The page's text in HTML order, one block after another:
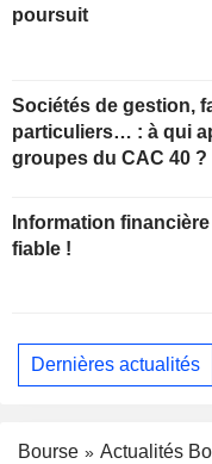
poursuit
Sociétés de gestion,
particuliers… : à qui
groupes du CAC 40 ?
Information
fiable !
Dernières actualités
Bourse
Actualités